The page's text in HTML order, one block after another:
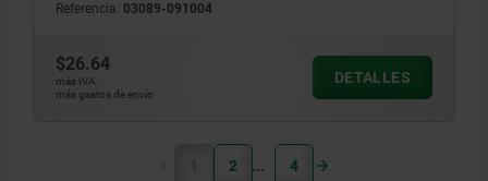
Referencia: 03089-091004
$26.64
más IVA.
más gastos de envío
DETALLES
1 2 4